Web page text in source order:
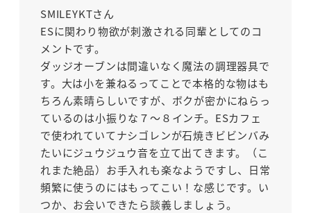
SMILEYKTさん
ESに関わり物欲が刺激される同輩としてのコ
メントです。
ダッジオーブンは間違いなく魔法の調理器具で
す。大は小を兼ねるってことで本格的な物はも
ちろん素晴らしいですが、ボクが密かにねらっ
ているのは小振りな７～８インチ。ESカフェ
で使われていてナシゴレンが石焼きビビンバみ
たいにジュウジュウ音を立て出てきます。（こ
れまた絶品）お手入れも楽なようですし、日常
頻繁に使うのにはもってこい！な感じです。い
つか、お会いできたら談義しましょう。